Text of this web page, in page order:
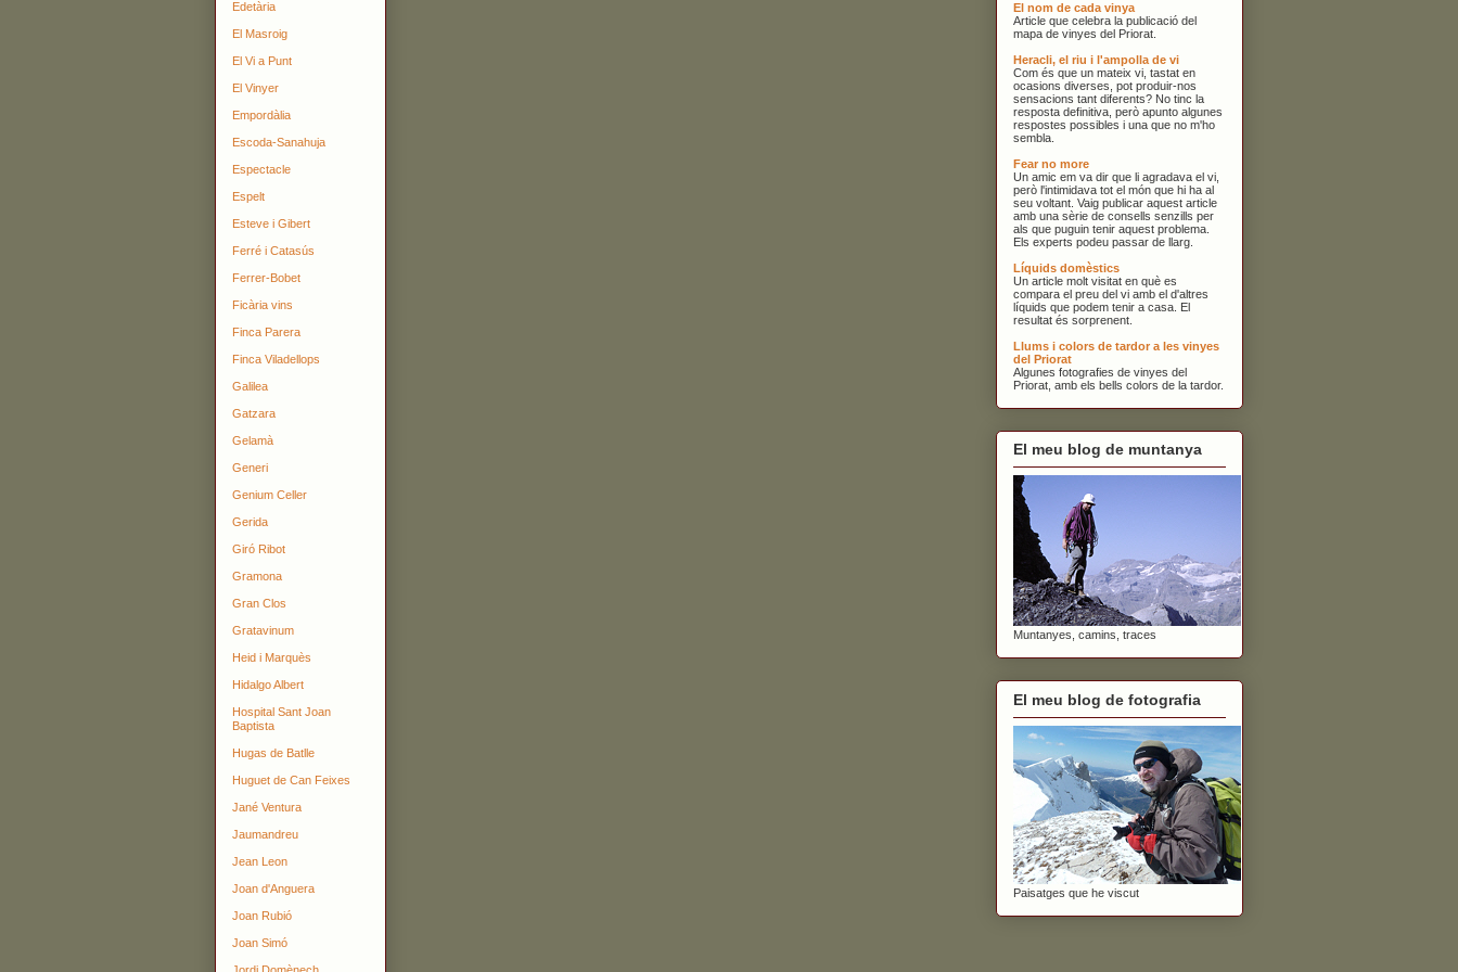
Edetària
El Masroig
El Vi a Punt
El Vinyer
Empordàlia
Escoda-Sanahuja
Espectacle
Espelt
Esteve i Gibert
Ferré i Catasús
Ferrer-Bobet
Ficària vins
Finca Parera
Finca Viladellops
Galilea
Gatzara
Gelamà
Generi
Genium Celler
Gerida
Giró Ribot
Gramona
Gran Clos
Gratavinum
Heid i Marquès
Hidalgo Albert
Hospital Sant Joan
Baptista
Hugas de Batlle
Huguet de Can Feixes
Jané Ventura
Jaumandreu
Jean Leon
Joan d'Anguera
Joan Rubió
Joan Simó
El nom de cada vinya
Article que celebra la publicació del
mapa de vinyes del Priorat.
Heracli, el riu i l'ampolla de vi
Com és que un mateix vi, tastat en
ocasions diverses, pot produir-nos
sensacions tant diferents? No tinc la
resposta definitiva, però apunto algunes
respostes possibles i una que no m'ho
sembla.
Fear no more
Un amic em va dir que li agradava el vi,
però l'intimidava tot el món que hi ha al
seu voltant. Vaig publicar aquest article
amb una sèrie de consells senzills per
als que puguin tenir aquest problema.
Els experts podeu passar de llarg.
Líquids domèstics
Un article molt visitat en què es
compara el preu del vi amb el d'altres
líquids que podem tenir a casa. El
resultat és sorprenent.
Llums i colors de tardor a les vinyes
del Priorat
Algunes fotografies de vinyes del
Priorat, amb els bells colors de la tardor.
El meu blog de muntanya
Muntanyes, camins, traces
El meu blog de fotografia
Paisatges que he viscut